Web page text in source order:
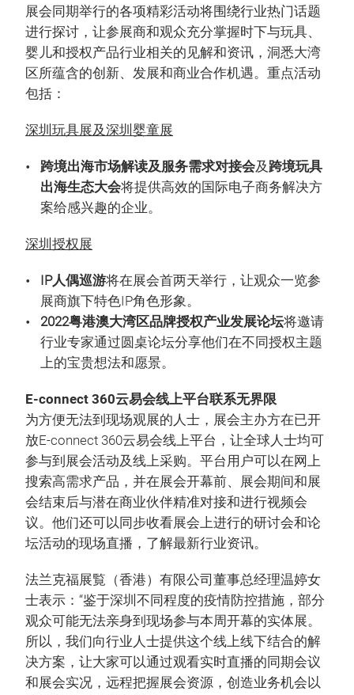
展会同期举行的各项精彩活动将围绕行业热门话题
进行探讨，让参展商和观众充分掌握时下与玩具、
婴儿和授权产品行业相关的见解和资讯，洞悉大湾
区所蕴含的创新、发展和商业合作机遇。重点活动
包括：
深圳玩具展及深圳婴童展
跨境出海市场解读及服务需求对接会及 跨境玩具
出海生态大会将提供高效的国际电子商务解决方
案给感兴趣的企业。
深圳授权展
IP人偶巡游将在展会首两天举行，让观众一览参
展商旗下特色IP角色形象。
2022粤港澳大湾区品牌授权产业发展论坛将邀请
行业专家通过圆桌论坛分享他们在不同授权主题
上的宝贵想法和愿景。
E-connect 360云易会线上平台联系无界限
为方便无法到现场观展的人士，展会主办方在已开
放E-connect 360云易会线上平台，让全球人士均可
参与到展会活动及线上采购。平台用户可以在网上
搜索高需求产品，并在展会开幕前、展会期间和展
会结束后与潜在商业伙伴精准对接和进行视频会
议。他们还可以同步收看展会上进行的研讨会和论
坛活动的现场直播，了解最新行业资讯。
法兰克福展覧（香港）有限公司董事总经理温婷女
士表示：“鉴于深圳不同程度的疫情防控措施，部分
观众可能无法亲身到现场参与本周开幕的实体展。
所以，我们向行业人士提供这个线上线下结合的解
决方案，让大家可以通过观看实时直播的同期会议
和展会实况，远程把握展会资源，创造业务机会以